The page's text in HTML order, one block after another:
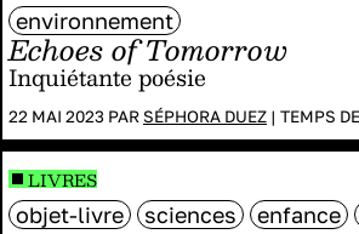
Echoes of Tomorrow
Inquiétante poésie
22 MAI 2023 PAR SÉPHORA DUEZ | TEMPS
environnement
objet-livre sciences enfance
LIVRES